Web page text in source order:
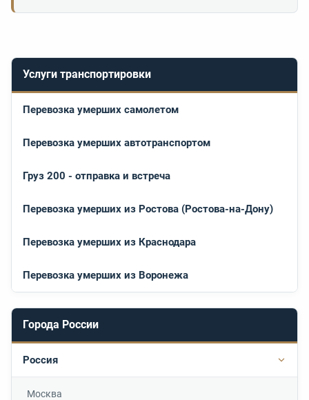
Услуги транспортировки
Перевозка умерших самолетом
Перевозка умерших автотранспортом
Груз 200 - отправка и встреча
Перевозка умерших из Ростова (Ростова-на-Дону)
Перевозка умерших из Краснодара
Перевозка умерших из Воронежа
Города России
Россия
Москва